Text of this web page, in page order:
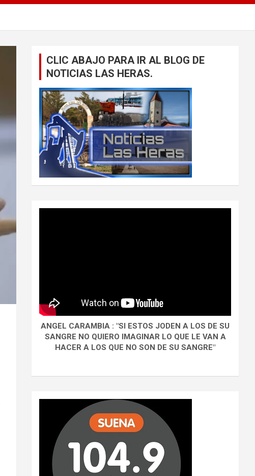
CLIC ABAJO PARA IR AL BLOG DE
NOTICIAS LAS HERAS.
ANGEL CARAMBIA : "SI ESTOS JODEN A LOS DE SU
SANGRE NO QUIERO IMAGINAR LO QUE LE VAN A
HACER A LOS QUE NO SON DE SU SANGRE"